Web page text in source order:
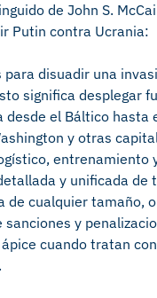
de John S.
Putin contra Ucrania:
disuadir una
significa desplegar
el Báltico
y otras
y unificada
de cualquier tamaño,
y
cuando tratan